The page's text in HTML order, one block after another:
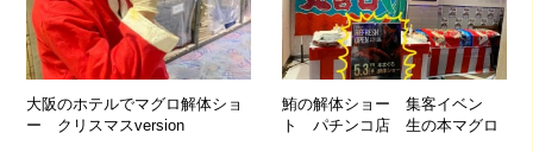
大阪のホテルでマグロ解体ショ
ー クリスマスversion
鮪の解体ショー 集客イベン
ト パチンコ店 生の本マグロ